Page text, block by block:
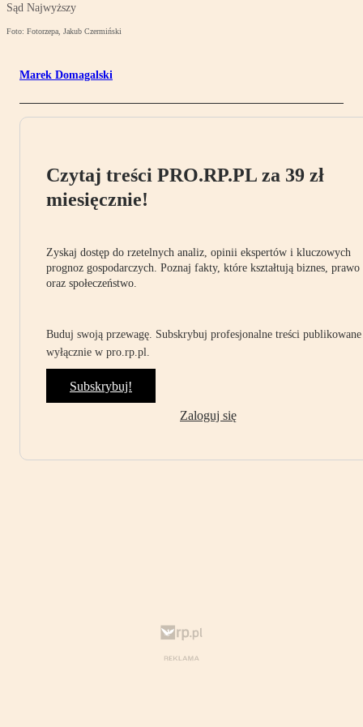
Sąd Najwyższy
Foto: Fotorzepa, Jakub Czermiński
Marek Domagalski
Czytaj treści PRO.RP.PL za 39 zł
miesięcznie!
Zyskaj dostęp do rzetelnych analiz, opinii ekspertów i kluczowych
prognoz gospodarczych. Poznaj fakty, które kształtują biznes, prawo
oraz społeczeństwo.
Buduj swoją przewagę. Subskrybuj profesjonalne treści publikowane
wyłącznie w pro.rp.pl.
Subskrybuj!
Zaloguj się